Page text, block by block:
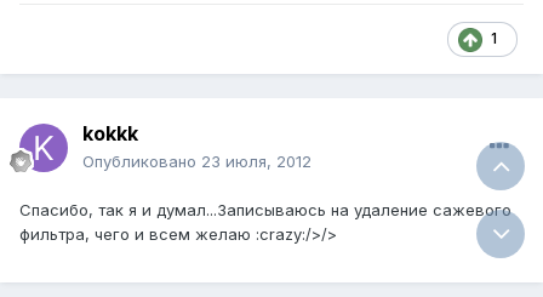
1
kokkk
Опубликовано 23 июля, 2012
Спасибо, так я и думал...Записываюсь на удаление сажевого
фильтра, чего и всем желаю :crazy:/>/>